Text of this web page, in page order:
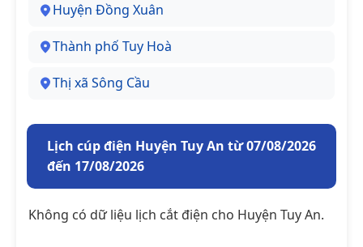
Huyện Đồng Xuân
Thành phố Tuy Hoà
Thị xã Sông Cầu
Lịch cúp điện Huyện Tuy An từ 07/08/2026
đến 17/08/2026
Không có dữ liệu lịch cắt điện cho Huyện Tuy An.